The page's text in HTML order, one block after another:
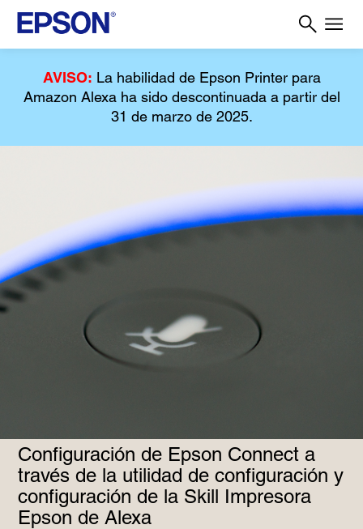
AVISO: La habilidad de Epson Printer para
Amazon Alexa ha sido descontinuada a partir del
31 de marzo de 2025.
Configuración de Epson Connect a
través de la utilidad de configuración y
configuración de la Skill Impresora
Epson de Alexa